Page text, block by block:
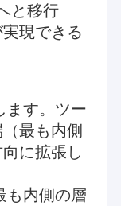
と移行
現できる
ます。ツー
最も内側
に拡張し
も内側の層